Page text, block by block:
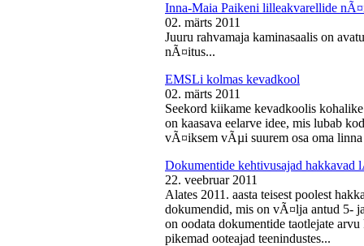
Inna-Maia Paikeni lilleakvarellide
02. märts 2011
Juuru rahvamaja kaminasaalis on
nÃ¤itus...
EMSLi kolmas kevadkool
02. märts 2011
Seekord kiikame kevadkoolis
on kaasava eelarve idee, mis lubab
vÃ¤iksem vÃµi suurem osa oma
Dokumentide kehtivusajad hakkavad
22. veebruar 2011
Alates 2011. aasta teisest poolest
dokumendid, mis on vÃ¤lja antud 5-
on oodata dokumentide taotlejate
pikemad ooteajad teenindustes...